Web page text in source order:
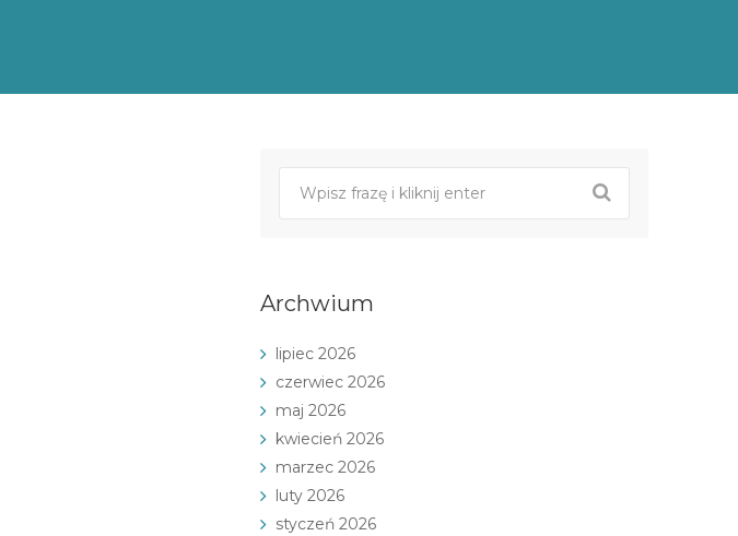
Archwium
lipiec 2026
czerwiec 2026
maj 2026
kwiecień 2026
marzec 2026
luty 2026
styczeń 2026